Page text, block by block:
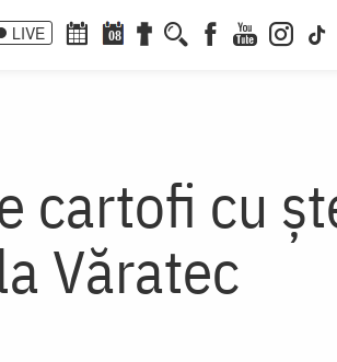
LIVE 08
cartofi cu
Văratec